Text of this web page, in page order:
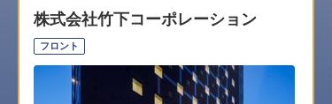
無料
採用をお考えの企業様へ
株式会社竹下コーポレーション
フロント